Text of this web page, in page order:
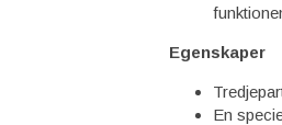
Egenskaper
En